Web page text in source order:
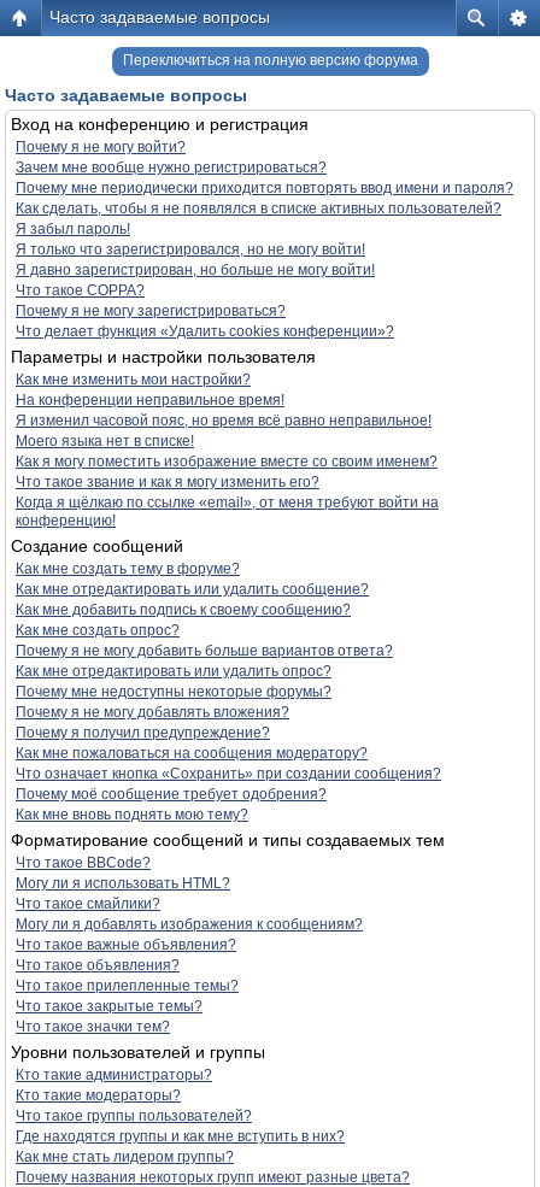
Часто задаваемые вопросы
Переключиться на полную версию форума
Часто задаваемые вопросы
Вход на конференцию и регистрация
Почему я не могу войти?
Зачем мне вообще нужно регистрироваться?
Почему мне периодически приходится повторять ввод имени и пароля?
Как сделать, чтобы я не появлялся в списке активных пользователей?
Я забыл пароль!
Я только что зарегистрировался, но не могу войти!
Я давно зарегистрирован, но больше не могу войти!
Что такое COPPA?
Почему я не могу зарегистрироваться?
Что делает функция «Удалить cookies конференции»?
Параметры и настройки пользователя
Как мне изменить мои настройки?
На конференции неправильное время!
Я изменил часовой пояс, но время всё равно неправильное!
Моего языка нет в списке!
Как я могу поместить изображение вместе со своим именем?
Что такое звание и как я могу изменить его?
Когда я щёлкаю по ссылке «email», от меня требуют войти на
конференцию!
Создание сообщений
Как мне создать тему в форуме?
Как мне отредактировать или удалить сообщение?
Как мне добавить подпись к своему сообщению?
Как мне создать опрос?
Почему я не могу добавить больше вариантов ответа?
Как мне отредактировать или удалить опрос?
Почему мне недоступны некоторые форумы?
Почему я не могу добавлять вложения?
Почему я получил предупреждение?
Как мне пожаловаться на сообщения модератору?
Что означает кнопка «Сохранить» при создании сообщения?
Почему моё сообщение требует одобрения?
Как мне вновь поднять мою тему?
Форматирование сообщений и типы создаваемых тем
Что такое BBCode?
Могу ли я использовать HTML?
Что такое смайлики?
Могу ли я добавлять изображения к сообщениям?
Что такое важные объявления?
Что такое объявления?
Что такое прилепленные темы?
Что такое закрытые темы?
Что такое значки тем?
Уровни пользователей и группы
Кто такие администраторы?
Кто такие модераторы?
Что такое группы пользователей?
Где находятся группы и как мне вступить в них?
Как мне стать лидером группы?
Почему названия некоторых групп имеют разные цвета?